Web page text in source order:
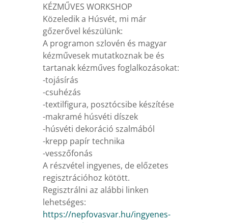
KÉZMŰVES WORKSHOP
Közeledik a Húsvét, mi már
gőzerővel készülünk:
A programon szlovén és magyar
kézművesek mutatkoznak be és
tartanak kézműves foglalkozásokat:
-tojásírás
-csuhézás
-textilfigura, posztócsibe készítése
-makramé húsvéti díszek
-húsvéti dekoráció szalmából
-krepp papír technika
-vesszőfonás
A részvétel ingyenes, de előzetes
regisztrációhoz kötött.
Regisztrálni az alábbi linken
lehetséges:
https://nepfovasvar.hu/ingyenes-